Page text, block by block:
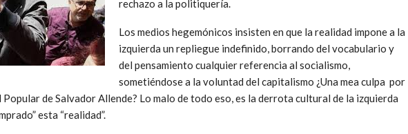
rechazo a la politiquería.
Los medios hegemónicos insisten en que la realidad impone a la
izquierda un repliegue indefinido, borrando del vocabulario y
del pensamiento cualquier referencia al socialismo,
sometiéndose a la voluntad del capitalismo ¿Una mea culpa por
Popular de Salvador Allende? Lo malo de todo eso, es la derrota cultural de la izquierda
esta “realidad”.